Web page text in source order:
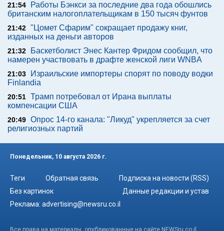
21:54
Работы Бэнкси за последние два года обошлись
британским налогоплательщикам в 150 тысяч фунтов
21:42 "Цомет Сфарим" сокращает продажу книг,
изданных на деньги авторов
21:32
Баскетболист Энес Кантер Фридом сообщил, что
намерен участвовать в драфте женской лиги WNBA
21:03
Израильские импортеры спорят по поводу водки
Finlandia
20:51 Трамп потребовал от Ирана выплаты
компенсации США
20:49 Опрос 14-го канала: "Ликуд" укрепляется за счет
религиозных партий
Понедельник, 10 августа 2026 г.
Теги Обратная связь
Подписка на новости (RSS)
Без картинок
Данные редакции и устав
Реклама: advertising@newsru.co.il
Все права на материалы, опубликованные на сайте NEWSru.co.il ,